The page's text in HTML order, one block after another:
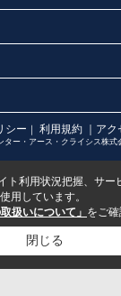
シー 利用規約 ｜ア
ター・アース・クライシス株
ト利用状況把握、サー
用しています。
扱いについて」 をご確
閉じる